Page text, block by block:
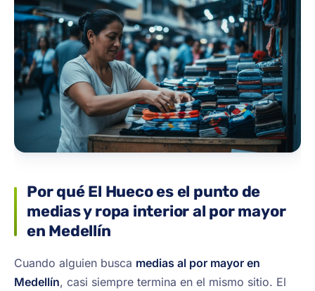
Por qué El Hueco es el punto de
medias y ropa interior al por mayor
en Medellín
Cuando alguien busca medias al por mayor en
Medellín, casi siempre termina en el mismo sitio. El